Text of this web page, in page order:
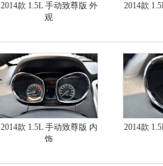
2014款 1.5L 手动致尊版 外
观
2014款
2014款 1.5L 手动致尊版 内
饰
2014款